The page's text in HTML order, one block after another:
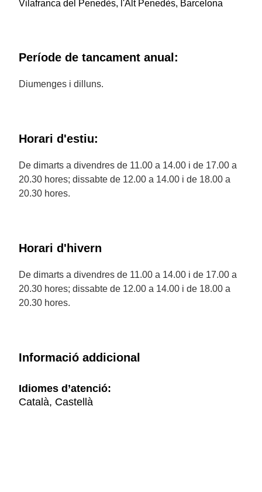
Vilafranca del Penedès, l'Alt Penedès, Barcelona
Període de tancament anual:
Diumenges i dilluns.
Horari d'estiu:
De dimarts a divendres de 11.00 a 14.00 i de 17.00 a
20.30 hores; dissabte de 12.00 a 14.00 i de 18.00 a
20.30 hores.
Horari d'hivern
De dimarts a divendres de 11.00 a 14.00 i de 17.00 a
20.30 hores; dissabte de 12.00 a 14.00 i de 18.00 a
20.30 hores.
Informació addicional
Idiomes d’atenció:
Català, Castellà